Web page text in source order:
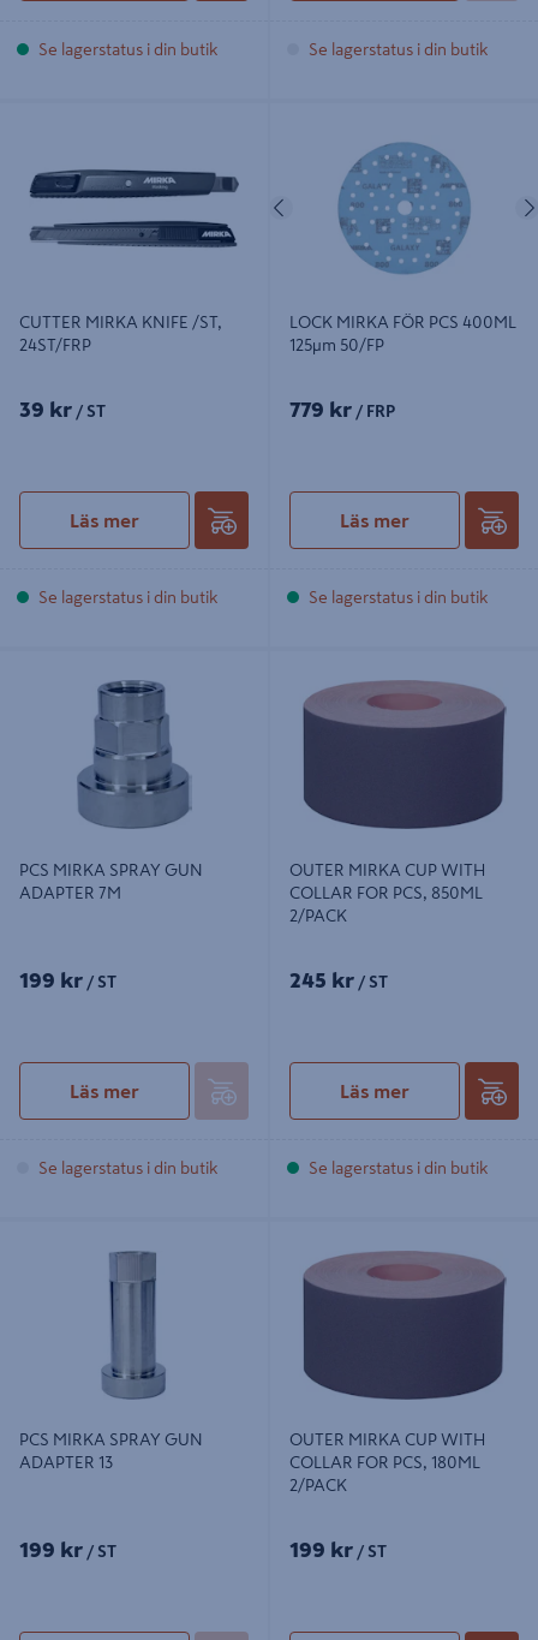
Se lagerstatus i din butik Se lagerstatus i din butik
CUTTER MIRKA KNIFE /ST,
24ST/FRP
39 kr / ST
Läs mer
Se lagerstatus i din butik
Föregående
LOCK MIRKA FÖR PCS 400ML
125µm 50/FP
779 kr / FRP
Läs mer
Se lagerstatus i din butik
PCS MIRKA SPRAY GUN
ADAPTER 7M
199 kr / ST
Läs mer
Se lagerstatus i din butik
FOR PCS, 850ML 2/PACK
OUTER MIRKA CUP WITH
COLLAR FOR PCS, 850ML
2/PACK
245 kr / ST
Läs mer
Se lagerstatus i din butik
PCS MIRKA SPRAY GUN
ADAPTER 13
199 kr / ST
FOR PCS, 180ML 2/PACK
OUTER MIRKA CUP WITH
COLLAR FOR PCS, 180ML
2/PACK
199 kr / ST